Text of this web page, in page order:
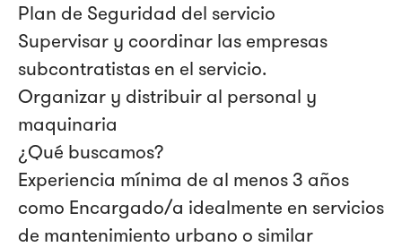
Plan de Seguridad del servicio
Supervisar y coordinar las empresas
subcontratistas en el servicio.
Organizar y distribuir al personal y
maquinaria
¿Qué buscamos?
Experiencia mínima de al menos 3 años
como Encargado/a idealmente en servicios
de mantenimiento urbano o similar